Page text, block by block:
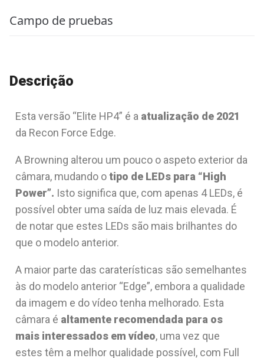
Campo de pruebas
Descrição
Esta versão “Elite HP4” é a atualização de 2021
da Recon Force Edge.
A Browning alterou um pouco o aspeto exterior da
câmara, mudando otipo de LEDs para “High
Power”. Isto significa que, com apenas 4 LEDs, é
possível obter uma saída de luz mais elevada. É
de notar que estes LEDs são mais brilhantes do
que o modelo anterior.
A maior parte das caraterísticas são semelhantes
às do modelo anterior “Edge”, embora a qualidade
da imagem e do vídeo tenha melhorado. Esta
câmara é altamente recomendada para os
mais interessados em vídeo, uma vez que
estes têm a melhor qualidade possível, com Full